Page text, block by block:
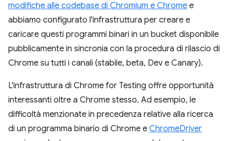
modifiche alle codebase di Chromium e Chrome e
abbiamo configurato l'infrastruttura per creare e
caricare questi programmi binari in un bucket disponibile
pubblicamente in sincronia con la procedura di rilascio di
Chrome su tutti i canali (stabile, beta, Dev e Canary).
L'infrastruttura di Chrome for Testing offre opportunità
interessanti oltre a Chrome stesso. Ad esempio, le
difficoltà menzionate in precedenza relative alla ricerca
di un programma binario di Chrome e ChromeDriver